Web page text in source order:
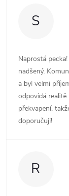
S
Naprostá
nadšený.
a byl velmi
odpovídá realitě
překvapení,
doporučuji!
R